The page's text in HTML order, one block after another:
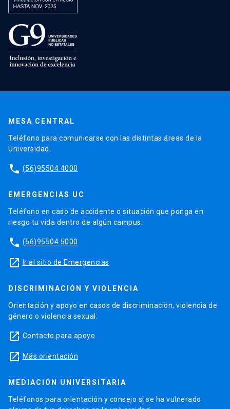
MESA CENTRAL
Teléfono para comunicarse con las distintas áreas de la
Universidad.
phone (56)95504 4000
EMERGENCIAS UC
Teléfono en caso de accidente o situación que ponga en
riesgo tu vida dentro de algún campus.
phone (56)95504 5000
launch Ir al sitio de Emergencias
DISCRIMINACIÓN Y VIOLENCIA
Orientación y apoyo en casos de discriminación, violencia de
género o violencia sexual.
launch Contacto para apoyo
launch Más orientación
MEDIACIÓN UNIVERSITARIA
Teléfonos para orientación y consejo si se ha vulnerado